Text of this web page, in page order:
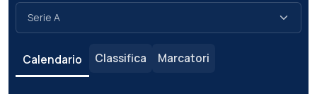
Calendario Classifica Marcatori